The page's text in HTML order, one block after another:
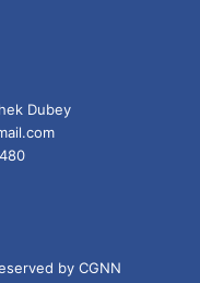
हैं. हालाँकि वे एक-
अपने छोटे
अपनी सूंड को उनके
अभिवादन करने के
Dubey
by CGNN